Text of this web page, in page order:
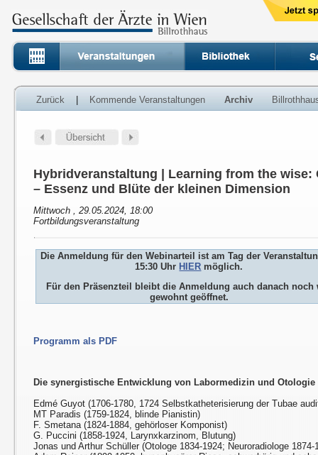
Zurück Kommende Veranstaltungen Archiv
Hybridveranstaltung | Learning from the wise:
– Essenz und Blüte der kleinen Dimension
Mittwoch , 29.05.2024, 18:00
Fortbildungsveranstaltung
Die Anmeldung für den Webinarteil ist am Tag der
15:30 Uhr HIER möglich.
Für den Präsenzteil bleibt die Anmeldung auch danach noch
gewohnt geöffnet.
Programm als PDF
Die synergistische Entwicklung von Labormedizin und Otologie
Edmé Guyot (1706-1780, 1724 Selbstkatheterisierung der Tubae
MT Paradis (1759-1824, blinde Pianistin)
F. Smetana (1824-1884, gehörloser Komponist)
G. Puccini (1858-1924, Larynxkarzinom, Blutung)
Jonas und Arthur Schüller (Otologe 1834-1924; Neuroradiologe 1874-